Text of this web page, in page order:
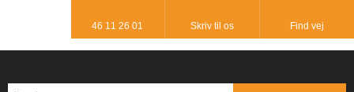
46 11 26 01​ Skriv til os​ Find vej